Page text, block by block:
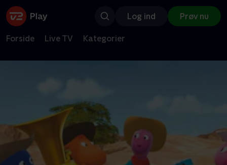
Log ind Prøv nu
Forside Live TV Kategorier